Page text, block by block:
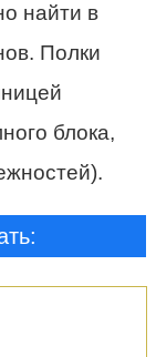
найти в
Полки
блока,